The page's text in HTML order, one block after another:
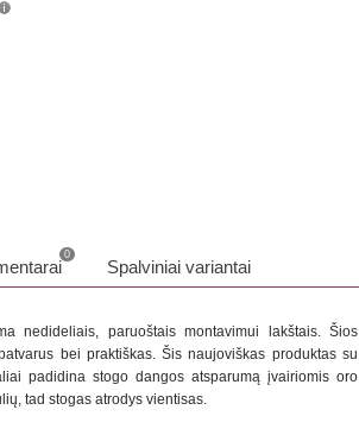
0
Spalviniai variantai
nedideliais, paruoštais montavimui lakštais. Šios
bei praktiškas. Šis naujoviškas produktas su
padidina stogo dangos atsparumą įvairiomis oro
tad stogas atrodys vientisas.